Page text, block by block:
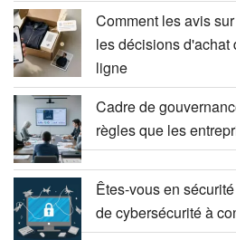
Comment les avis
les décisions d'achat
ligne
Cadre de
règles que les
Êtes-vous en
de cybersécurité à